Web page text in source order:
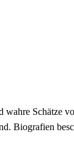
Biografien